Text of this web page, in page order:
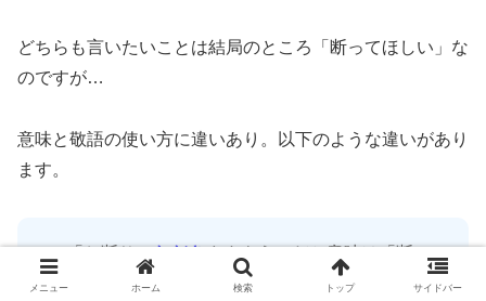
どちらも言いたいことは結局のところ「断ってほしい」な
のですが…
意味と敬語の使い方に違いあり。以下のような違いがあり
ます。
「お断りいただきますよう」だと意味は「断っ
て
もらうよう」
メニュー ホーム 検索 トップ サイドバー